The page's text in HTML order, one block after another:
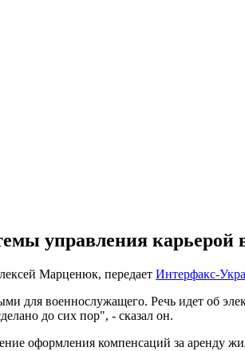
управления карьерой
Марценюк, передает Интерфакс-
для военнослужащего. Речь идет об
до сих пор", - сказал он.
оформления компенсаций за аренду